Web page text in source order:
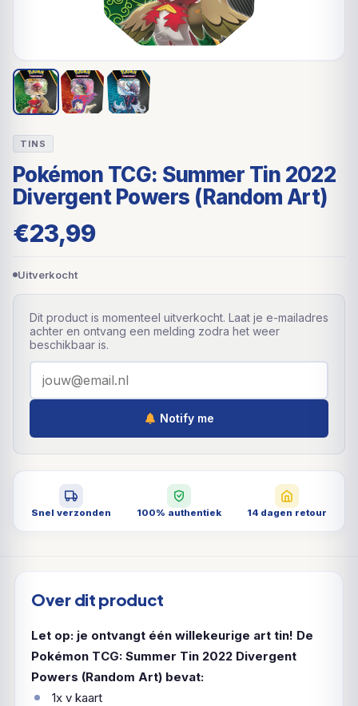
TINS
Pokémon TCG: Summer Tin 2022
Divergent Powers (Random Art)
€23,99
Uitverkocht
Dit product is momenteel uitverkocht. Laat je e-mailadres
achter en ontvang een melding zodra het weer
beschikbaar is.
Notify me
Snel verzonden 100% authentiek 14 dagen retour
Over dit product
Let op: je ontvangt één willekeurige art tin! De
Pokémon TCG: Summer Tin 2022 Divergent
Powers (Random Art) bevat:
1x v kaart